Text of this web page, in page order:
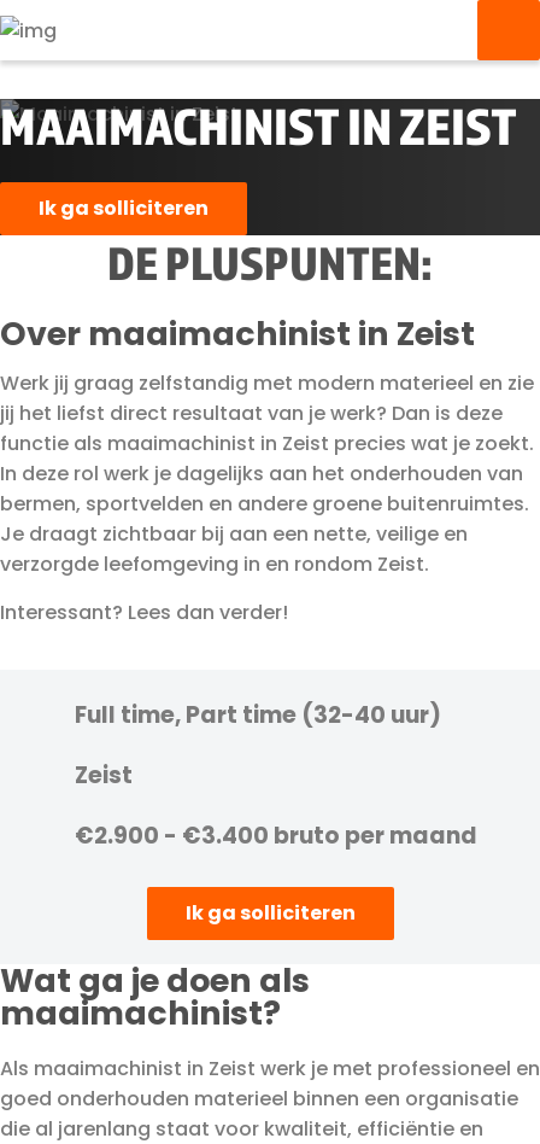
MAAIMACHINIST IN ZEIST
Ik ga solliciteren
DE PLUSPUNTEN:
Over maaimachinist in Zeist
Werk jij graag zelfstandig met modern materieel en zie
jij het liefst direct resultaat van je werk? Dan is deze
functie als maaimachinist in Zeist precies wat je zoekt.
In deze rol werk je dagelijks aan het onderhouden van
bermen, sportvelden en andere groene buitenruimtes.
Je draagt zichtbaar bij aan een nette, veilige en
verzorgde leefomgeving in en rondom Zeist.
Interessant? Lees dan verder!
Full time, Part time (32-40 uur)
Zeist
€2.900 - €3.400 bruto per maand
Ik ga solliciteren
Wat ga je doen als
maaimachinist?
Als maaimachinist in Zeist werk je met professioneel en
goed onderhouden materieel binnen een organisatie
die al jarenlang staat voor kwaliteit, efficiëntie en